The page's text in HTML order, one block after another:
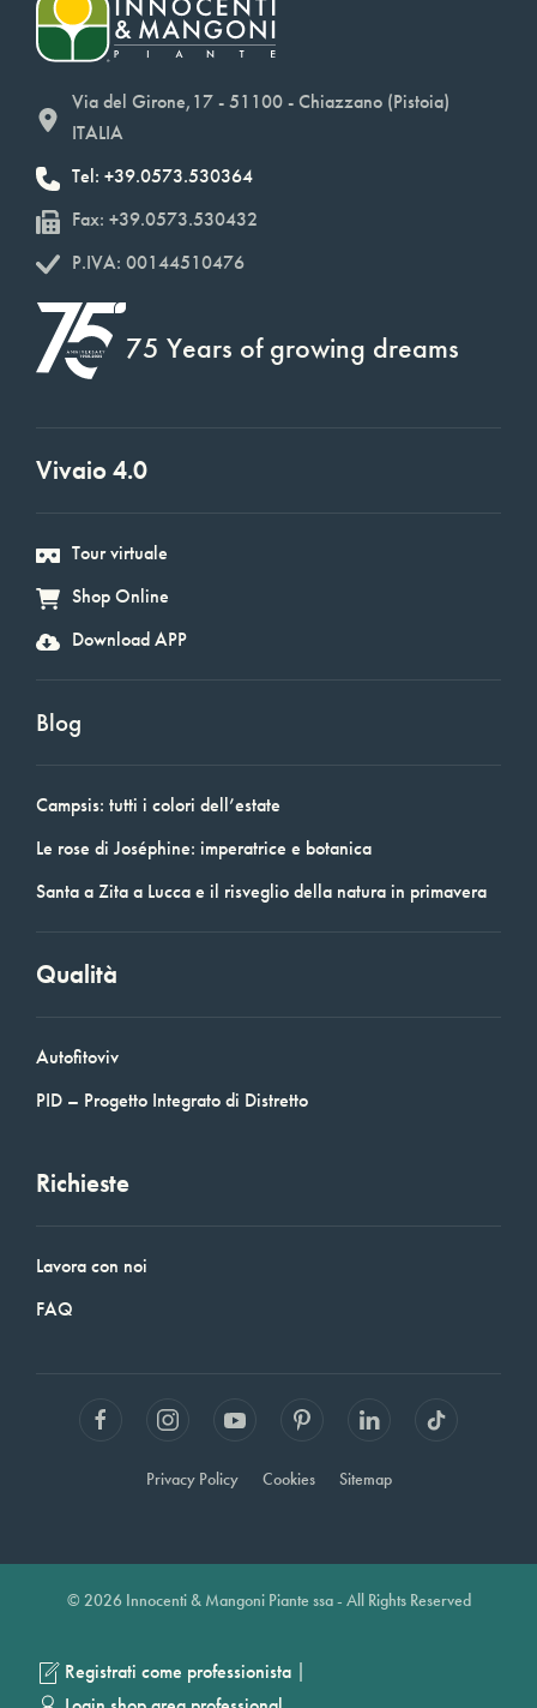
Via del Girone,17 - 51100 - Chiazzano (Pistoia)
ITALIA
Tel: +39.0573.530364
Fax: +39.0573.530432
P.IVA: 00144510476
75 Years of growing dreams
Vivaio 4.0
Tour virtuale
Shop Online
Download APP
Blog
Campsis: tutti i colori dell’estate
Le rose di Joséphine: imperatrice e botanica
Santa a Zita a Lucca e il risveglio della natura in primavera
Qualità
Autofitoviv
PID – Progetto Integrato di Distretto
Richieste
Lavora con noi
FAQ
Privacy Policy Cookies Sitemap
© 2026 Innocenti & Mangoni Piante ssa - All Rights Reserved
Registrati come professionista |